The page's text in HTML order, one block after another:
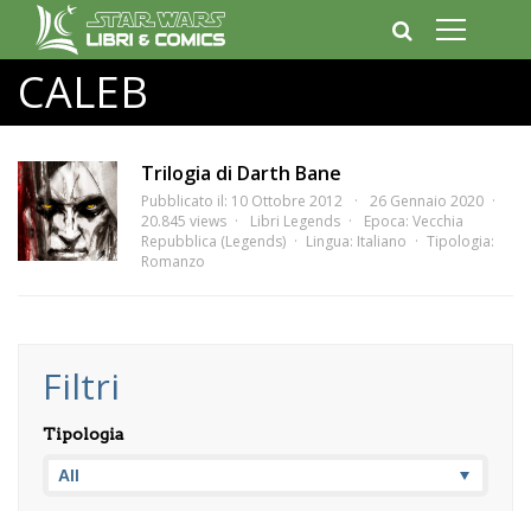
CALEB
Trilogia di Darth Bane
Pubblicato il: 10 Ottobre 2012
26 Gennaio 2020
20.845 views
Libri Legends Epoca: Vecchia
Repubblica (Legends)
Lingua: Italiano
Tipologia:
Romanzo
Filtri
Tipologia